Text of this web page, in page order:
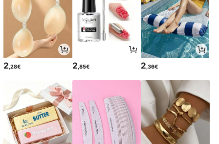
2,28€ 2,85€ 2,36€